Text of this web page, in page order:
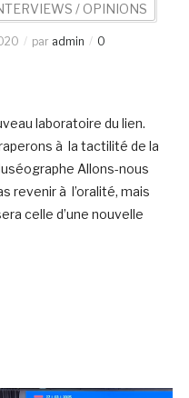
/ OPINIONS
par admin
0
laboratoire du lien.
à la tactilité de la
Allons-nous
revenir à l’oralité, mais
celle d’une nouvelle